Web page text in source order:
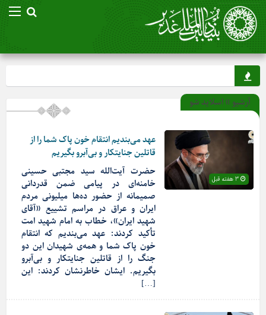
آرشیو » اسلاید شو
عهد می‌بندیم انتقام خون پاک شما را از
قاتلین جنایتکار و بی‌آبرو بگیریم
حضرت آیت‌الله سید مجتبی حسینی
خامنه‌ای در پیامی ضمن قدردانی
صمیمانه از حضور ده‌ها میلیونی مردم
ایران و عراق در مراسم تشییع «آقای
شهید ایران»، خطاب به امام شهید امت
تأکید کردند: عهد می‌بندیم که انتقام
خون پاک شما و همه‌‌ی شهیدان این دو
جنگ را از قاتلین جنایتکار و بی‌آبرو
بگیریم. ایشان خاطرنشان کردند: این
[…]